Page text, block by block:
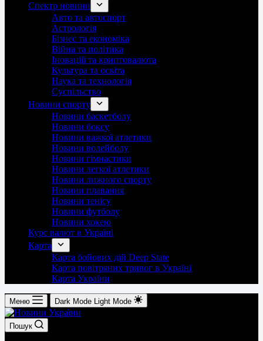
Спектр новини
Авто та автоспорт
Астрологія
Бізнес та економіка
Війна та політика
Іноваціії та криптовалюта
Культура та освіта
Наука та технологія
Суспільство
Новини спорту
Новини баскетболу
Новини боксу
Новини важкої атлетики
Новини волейболу
Новини гімнастики
Новини легкої атлетики
Новини лижного спорту
Новини плавання
Новини тенісу
Новини футболу
Новини хокею
Курс валют в Україні
Карта
Карта бойових дій Deep State
Карта повітряних тривог в Україні
Карта України
Меню Dark Mode Light Mode
Пошук